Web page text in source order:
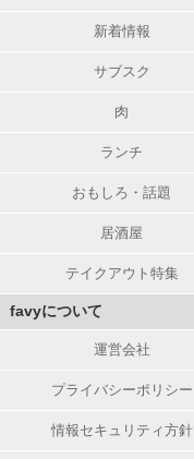
新着情報
サブスク
肉
ランチ
おもしろ・話題
居酒屋
テイクアウト特集
favyについて
運営会社
プライバシーポリシー
情報セキュリティ方針